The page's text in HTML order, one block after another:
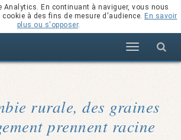
Analytics. En continuant à naviguer, vous nous
à des fins de mesure d'audience. En savoir
plus ou s'opposer.
Navigation
rurale, des graines
prennent racine